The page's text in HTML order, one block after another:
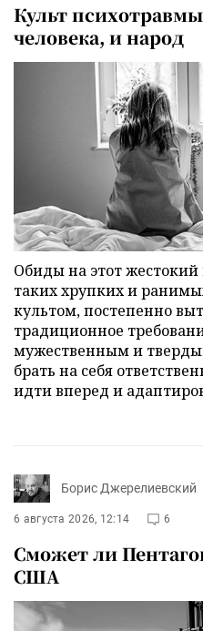
Культ
человека, и народ
Обиды на этот
таких хрупких и
культом, постепенно
традиционное
мужественным и
брать на себя
идти вперед и
Борис Джерелиевский
6 августа 2026, 12:14 6
Сможет ли
США